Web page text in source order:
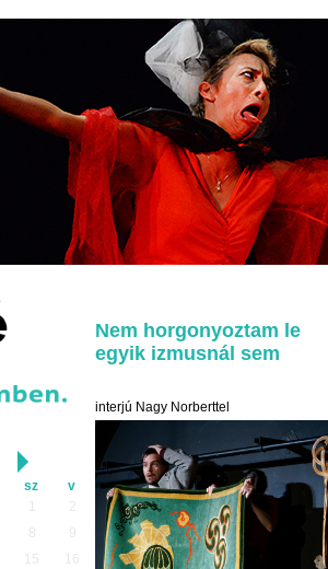
sz
v
2
9
15
16
Nem horgonyoztam le
egyik izmusnál sem
interjú Nagy Norberttel